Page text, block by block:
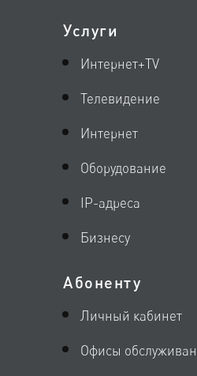
Услуги
Интернет+TV
Телевидение
Интернет
Оборудование
IP-адреса
Бизнесу
Абоненту
Личный кабинет
Офисы